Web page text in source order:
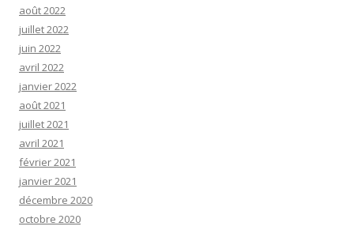
août 2022
juillet 2022
juin 2022
avril 2022
janvier 2022
août 2021
juillet 2021
avril 2021
février 2021
janvier 2021
décembre 2020
octobre 2020